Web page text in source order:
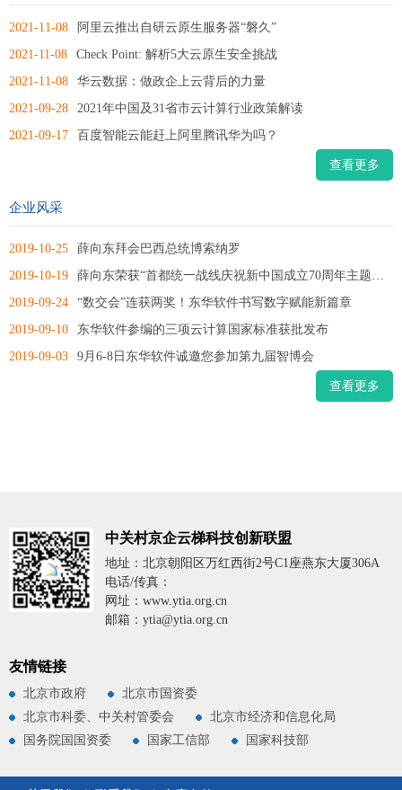
2021-11-08
阿里云推出自研云原生服务器“磐久”
2021-11-08
Check Point: 解析5大云原生安全挑战
2021-11-08
华云数据：做政企上云背后的力量
2021-09-28
2021年中国及31省市云计算行业政策解读
2021-09-17
百度智能云能赶上阿里腾讯华为吗？
查看更多
企业风采
2019-10-25
薛向东拜会巴西总统博索纳罗
2019-10-19
薛向东荣获“首都统一战线庆祝新中国成立70周年主题征文”一...
2019-09-24
“数交会”连获两奖！东华软件书写数字赋能新篇章
2019-09-10
东华软件参编的三项云计算国家标准获批发布
2019-09-03
9月6-8日东华软件诚邀您参加第九届智博会
查看更多
中关村京企云梯科技创新联盟
地址：北京朝阳区万红西街2号C1座燕东大厦306A
电话/传真：
网址：www.ytia.org.cn
邮箱：ytia@ytia.org.cn
友情链接
北京市政府
北京市国资委
北京市科委、中关村管委会
北京市经济和信息化局
国务院国国资委
国家工信部 国家科技部